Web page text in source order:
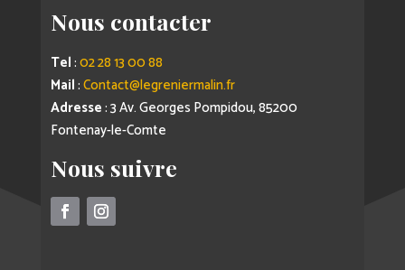
Nous contacter
Tel:02 28 13 00 88
Mail:Contact@legreniermalin.fr
Adresse: 3 Av. Georges Pompidou, 85200
Fontenay-le-Comte
Nous suivre